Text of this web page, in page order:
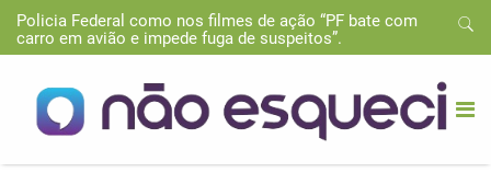
Policia Federal como nos filmes de ação “PF bate com
carro em avião e impede fuga de suspeitos”.